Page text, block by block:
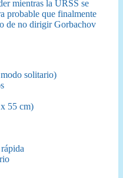
mientras la URSS se
probable que finalmente
de no dirigir Gorbachov
solitario)
55 cm)